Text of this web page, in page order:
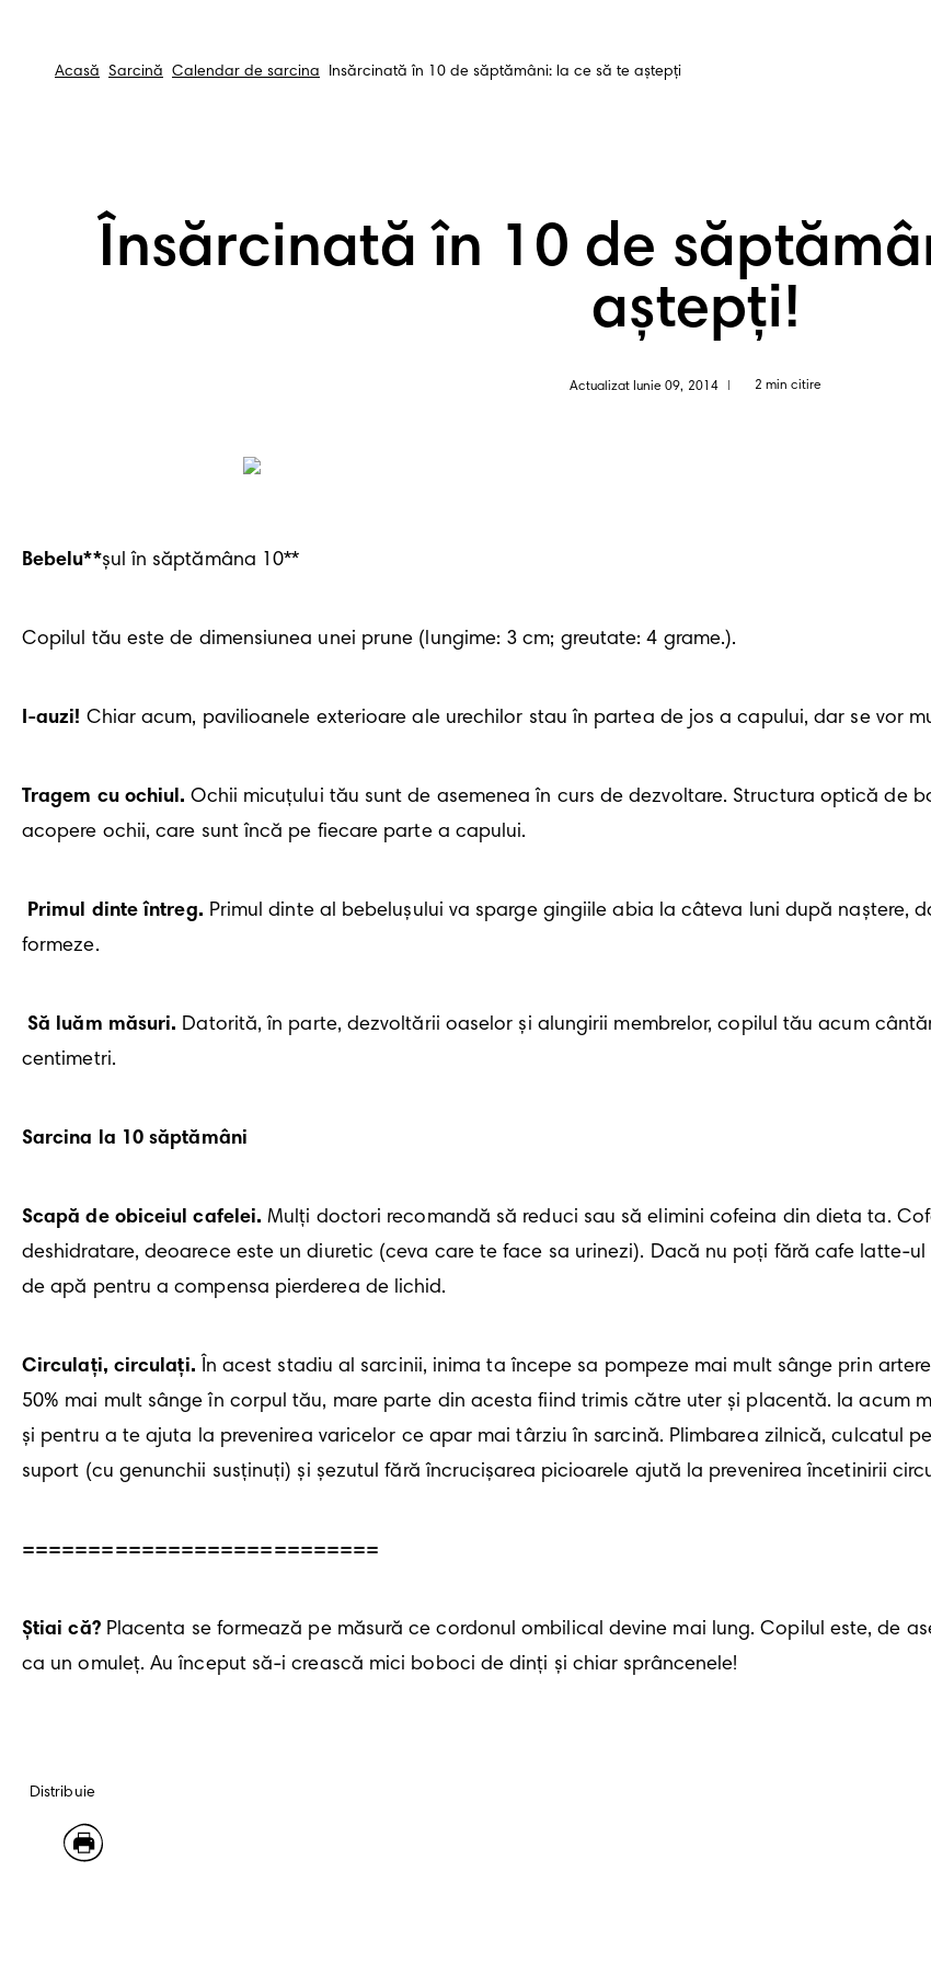
Acasă Sarcină Calendar de sarcina Însărcinată în 10 de săptămâni: la ce să te aștepți
Însărcinată în 10 de
aștepți!
Actualizat Iunie 09, 2014 2 min citire
Bebelu**șul în săptămâna 10**
Copilul tău este de dimensiunea unei prune (lungime: 3 cm; greutate: 4 grame.).
I-auzi! Chiar acum, pavilioanele exterioare ale urechilor stau în partea de jos a capului, dar se vor
Tragem cu ochiul. Ochii micuțului tău sunt de asemenea în curs de dezvoltare. Structura optică de
acopere ochii, care sunt încă pe fiecare parte a capului.
Primul dinte întreg. Primul dinte al bebelușului va sparge gingiile abia la câteva luni după naştere,
formeze.
Să luăm măsuri. Datorită, în parte, dezvoltării oaselor şi alungirii membrelor, copilul tău acum
centimetri.
Sarcina la 10 săptămâni
Scapă de obiceiul cafelei. Mulţi doctori recomandă să reduci sau să elimini cofeina din dieta ta.
deshidratare, deoarece este un diuretic (ceva care te face sa urinezi). Dacă nu poți fără cafe latte-
de apă pentru a compensa pierderea de lichid.
Circulați, circulați. În acest stadiu al sarcinii, inima ta începe sa pompeze mai mult sânge prin
50% mai mult sânge în corpul tău, mare parte din acesta fiind trimis către uter şi placentă. Ia acum
și pentru a te ajuta la prevenirea varicelor ce apar mai târziu în sarcină. Plimbarea zilnică, culcatul
suport (cu genunchii susţinuți) şi şezutul fără încrucișarea picioarele ajută la prevenirea încetinirii
===========================
Știai că? Placenta se formează pe măsură ce cordonul ombilical devine mai lung. Copilul este, de
ca un omuleț. Au început să-i crească mici boboci de dinți și chiar sprâncenele!
Distribuie